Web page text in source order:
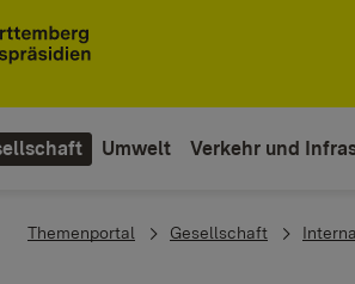
Umwelt Verkehr und
You are here:
Themenportal Gesellschaft